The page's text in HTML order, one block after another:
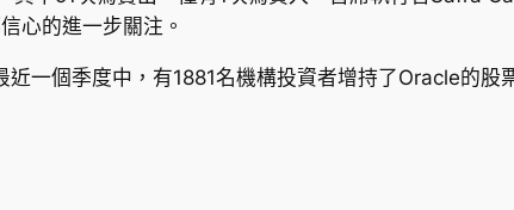
心的進一步關注。
一個季度中，有1881名機構投資者增持了Oracle的股